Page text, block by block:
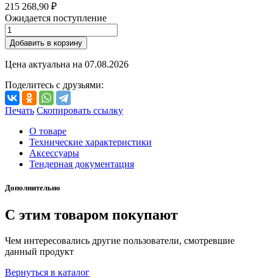
215 268,90 ₽
Ожидается поступление
Добавить в корзину
Цена актуальна на 07.08.2026
Поделитесь с друзьями:
Печать Скопировать ссылку
О товаре
Технические характеристики
Аксессуары
Тендерная документация
Дополнительно
С этим товаром покупают
Чем интересовались другие пользователи, смотревшие
данный продукт
Вернуться в каталог